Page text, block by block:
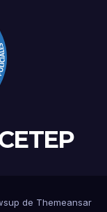
de Themeansar